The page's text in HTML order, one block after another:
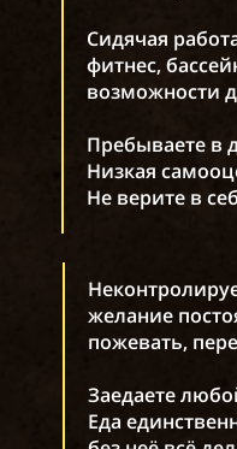
желание
пожевать,
Заедаете
Еда
Сидячая
фитнес,
возможности
Пребываете в
Низкая
Не верите в